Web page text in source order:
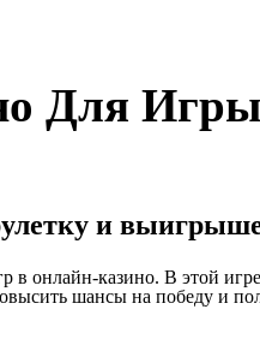
Для
и
онлайн-казино. В этой
шансы на победу и